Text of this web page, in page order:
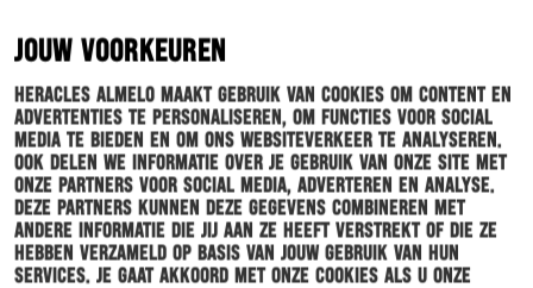
JOUW VOORKEUREN
Heracles Almelo maakt gebruik van cookies om content en
advertenties te personaliseren, om functies voor social
media te bieden en om ons websiteverkeer te analyseren.
Ook delen we informatie over je gebruik van onze site met
onze partners voor social media, adverteren en analyse.
Deze partners kunnen deze gegevens combineren met
andere informatie die jij aan ze heeft verstrekt of die ze
hebben verzameld op basis van jouw gebruik van hun
services. Je gaat akkoord met onze cookies als u onze